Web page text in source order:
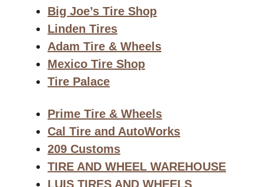
Big Joe’s Tire Shop
Linden Tires
Adam Tire & Wheels
Mexico Tire Shop
Tire Palace
Prime Tire & Wheels
Cal Tire and AutoWorks
209 Customs
TIRE AND WHEEL WAREHOUSE
LUIS TIRES AND WHEELS